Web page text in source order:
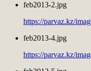
feb2013-2.jpg
https://parvaz.kz/
feb2013-4.jpg
https://parvaz.kz/